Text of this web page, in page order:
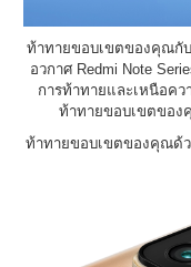
ท้าทายขอบเขตของคุณกับ
อวกาศ Redmi Note
การท้าทายและเหนือค
ท้าทายขอบเขตของ
ท้าทายขอบเขตของคุณด้ว